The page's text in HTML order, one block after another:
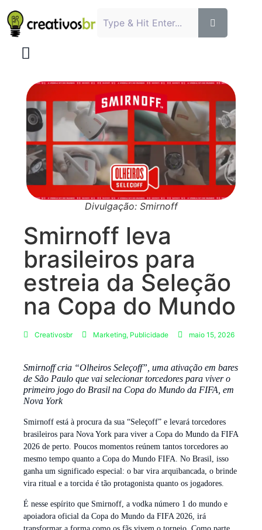
Divulgação: Smirnoff
Smirnoff leva
brasileiros para
estreia da Seleção
na Copa do Mundo
Creativosbr Marketing, Publicidade maio 15, 2026
Smirnoff cria “Olheiros Seleçoff”, uma ativação em bares
de São Paulo que vai selecionar torcedores para viver o
primeiro jogo do Brasil na Copa do Mundo da FIFA, em
Nova York
Smirnoff está à procura da sua “Seleçoff” e levará torcedores
brasileiros para Nova York para viver a Copa do Mundo da FIFA
2026 de perto. Poucos momentos reúnem tantos torcedores ao
mesmo tempo quanto a Copa do Mundo FIFA. No Brasil, isso
ganha um significado especial: o bar vira arquibancada, o brinde
vira ritual e a torcida é tão protagonista quanto os jogadores.
É nesse espírito que Smirnoff, a vodka número 1 do mundo e
apoiadora oficial da Copa do Mundo da FIFA 2026, irá